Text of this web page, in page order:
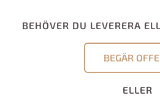
BEHÖVER DU LEVERERA
BEGÄR
ELLER